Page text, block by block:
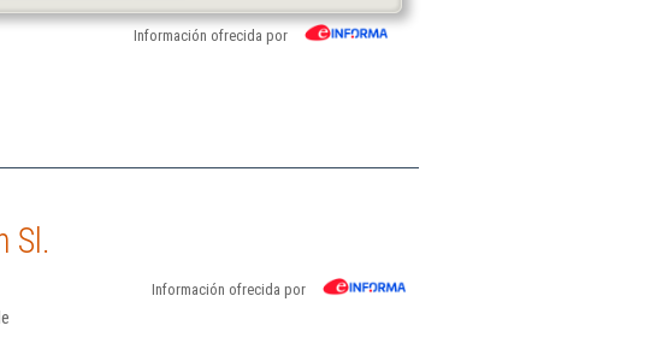
Información ofrecida por
Sl.
Información ofrecida por